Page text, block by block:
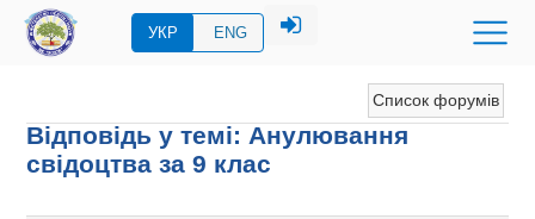
УКР ENG
Список форумів
Відповідь у темі: Анулювання
свідоцтва за 9 клас